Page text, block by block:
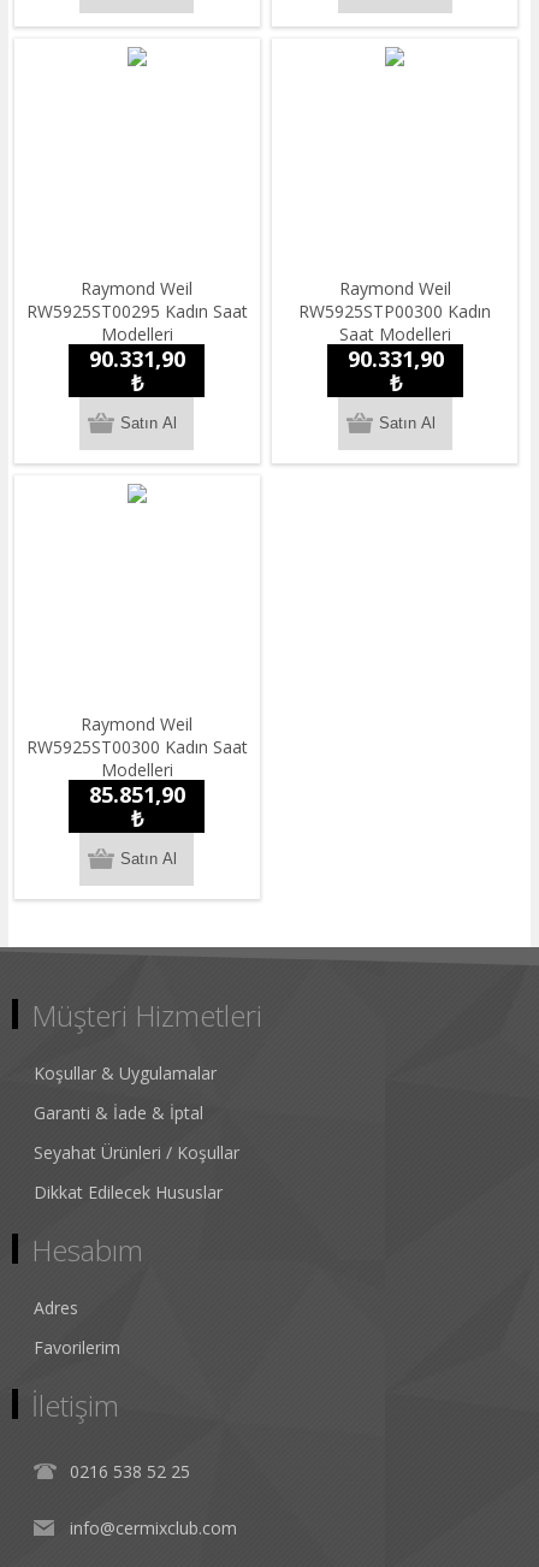
Raymond Weil
RW5925ST00295 Kadın Saat
Modelleri
90.331,90
₺
Raymond Weil
RW5925STP00300 Kadın
Saat Modelleri
90.331,90
₺
Raymond Weil
RW5925ST00300 Kadın Saat
Modelleri
85.851,90
₺
Müşteri Hizmetleri
Koşullar & Uygulamalar
Garanti & İade & İptal
Seyahat Ürünleri / Koşullar
Dikkat Edilecek Hususlar
Hesabım
Adres
Favorilerim
İletişim
0216 538 52 25
info@cermixclub.com